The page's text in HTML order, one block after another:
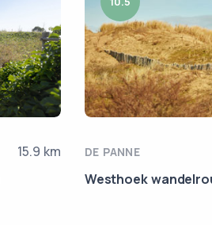
15.9 km
DE PANNE
Westhoek